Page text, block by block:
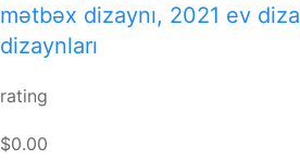
mətbəx dizaynı, 2021 ev
dizaynları
rating
$0.00